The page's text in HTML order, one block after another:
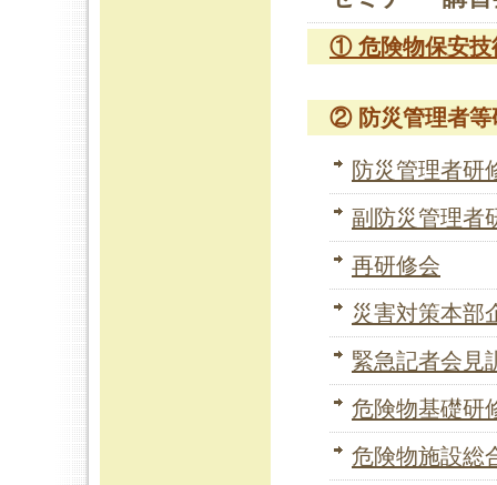
① 危険物保安技
② 防災管理者等
防災管理者研
副防災管理者
再研修会
災害対策本部
緊急記者会見
危険物基礎研
危険物施設総